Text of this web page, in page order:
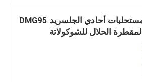
مستحلبات أحادي الجلسريد DMG95
المقطرة الحلال للشوكولاتة